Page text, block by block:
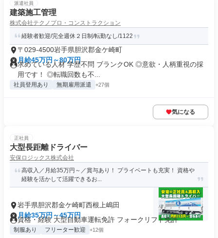
派遣社員
建築施工管理
株式会社テクノプロ・コンストラクション
経験者歓迎/完全週休２日制/転勤なし/1122
〒029-4500岩手県胆沢郡金ケ崎町
月給45万円～80万円
求めている人材 学歴不問 ブランクOK ◎意欲・人柄重視の採
用です！ ◎転職回数も不...
社員登用あり 無期雇用派遣 +27個
気になる
正社員
大型長距離ドライバー
安保ロジックス株式会社
高収入／月給35万円～／賞与あり！ プライベートも充実！ 資格や
経験を活かして活躍できるお...
岩手県胆沢郡金ケ崎町西根上嶋田
月給35万円～45万円
資格・経験 大型自動車運転免許 フォークリフト免許
制服あり フリーター歓迎 +12個